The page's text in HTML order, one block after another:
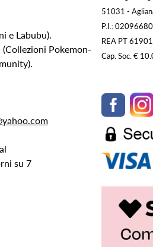
e Labubu).
Pokemon-
su 7
51031 -
P.I.:
REA PT
Cap. Soc. €